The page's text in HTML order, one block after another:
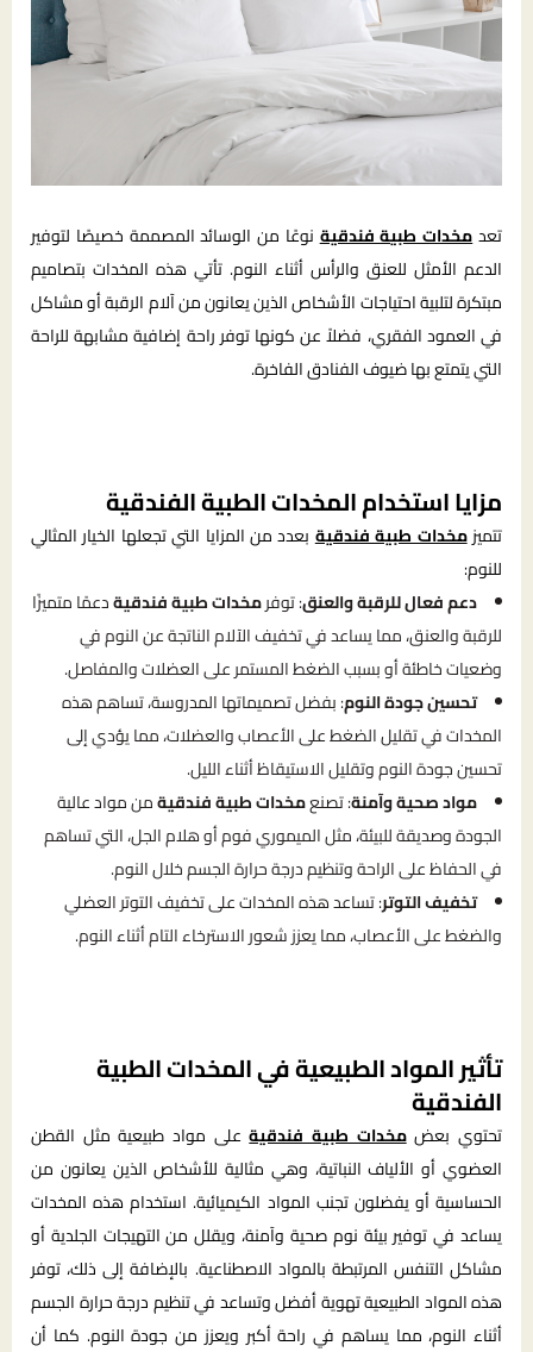
تعدمخدات طبية فندقيةنوعًا من الوسائد المصممة خصيصًا لتوفير
الدعم الأمثل للعنق والرأس أثناء النوم. تأتي هذه المخدات بتصاميم
مبتكرة لتلبية احتياجات الأشخاص الذين يعانون من آلام الرقبة أو مشاكل
في العمود الفقري، فضلاً عن كونها توفر راحة إضافية مشابهة للراحة
التي يتمتع بها ضيوف الفنادق الفاخرة.
مزايا استخدام المخدات الطبية الفندقية
تتميزمخدات طبية فندقيةبعدد من المزايا التي تجعلها الخيار المثالي
للنوم:
دعم فعال للرقبة والعنق: توفرمخدات طبية فندقيةدعمًا متميزًا
للرقبة والعنق، مما يساعد في تخفيف الآلام الناتجة عن النوم في
وضعيات خاطئة أو بسبب الضغط المستمر على العضلات والمفاصل.
تحسين جودة النوم: بفضل تصميماتها المدروسة، تساهم هذه
المخدات في تقليل الضغط على الأعصاب والعضلات، مما يؤدي إلى
تحسين جودة النوم وتقليل الاستيقاظ أثناء الليل.
مواد صحية وآمنة: تصنعمخدات طبية فندقيةمن مواد عالية
الجودة وصديقة للبيئة، مثل الميموري فوم أو هلام الجل، التي تساهم
في الحفاظ على الراحة وتنظيم درجة حرارة الجسم خلال النوم.
تخفيف التوتر: تساعد هذه المخدات على تخفيف التوتر العضلي
والضغط على الأعصاب، مما يعزز شعور الاسترخاء التام أثناء النوم.
تأثير المواد الطبيعية في المخدات الطبية
الفندقية
تحتوي بعضمخدات طبية فندقيةعلى مواد طبيعية مثل القطن
العضوي أو الألياف النباتية، وهي مثالية للأشخاص الذين يعانون من
الحساسية أو يفضلون تجنب المواد الكيميائية. استخدام هذه المخدات
يساعد في توفير بيئة نوم صحية وآمنة، ويقلل من التهيجات الجلدية أو
مشاكل التنفس المرتبطة بالمواد الاصطناعية. بالإضافة إلى ذلك، توفر
هذه المواد الطبيعية تهوية أفضل وتساعد في تنظيم درجة حرارة الجسم
أثناء النوم، مما يساهم في راحة أكبر ويعزز من جودة النوم. كما أن